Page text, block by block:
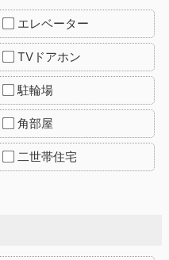
エレベーター
TVドアホン
駐輪場
角部屋
二世帯住宅